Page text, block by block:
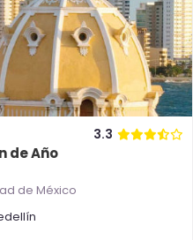
3.3
de Año
de México